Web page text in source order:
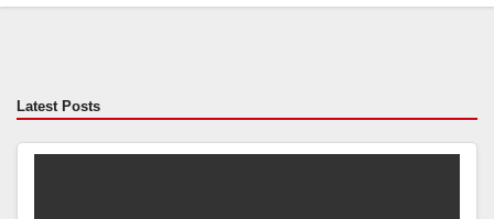
Latest Posts